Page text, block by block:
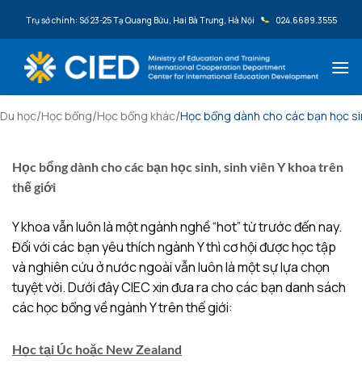
Trụ sở chính: Số 23-25 Tạ Quang Bửu, Hai Bà Trưng, Hà Nội 024.6689.3555
Du học/Học bổng/Học bổng khác/Học bổng dành cho các bạn học
Học bổng dành cho các bạn học sinh, sinh viên Y khoa trên
thế giới
Y khoa vẫn luôn là một ngành nghề “hot” từ trước đến nay.
Đối với các bạn yêu thích ngành Y thì cơ hội được học tập
và nghiên cứu ở nước ngoài vẫn luôn là một sự lựa chọn
tuyệt vời. Dưới đây CIEC xin đưa ra cho các bạn danh sách
các học bổng về ngành Y trên thế giới:
Học tại Úc hoặc New Zealand